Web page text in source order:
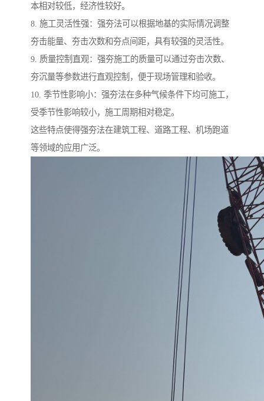
本相对较低，经济性较好。
8. 施工灵活性强：强夯法可以根据地基的实际情况调整
夯击能量、夯击次数和夯点间距，具有较强的灵活性。
9. 质量控制直观：强夯施工的质量可以通过夯击次数、
夯沉量等参数进行直观控制，便于现场管理和验收。
10. 季节性影响小：强夯法在多种气候条件下均可施工，
受季节性影响较小，施工周期相对稳定。
这些特点使得强夯法在建筑工程、道路工程、机场跑道
等领域的应用广泛。